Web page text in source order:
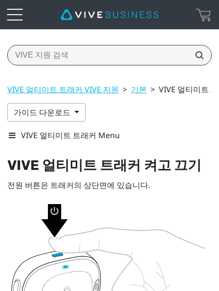
VIVE 얼티미트 트래커 VIVE 지원 > 기본 > VIVE 얼티미트
가이드 다운로드
VIVE 얼티미트 트래커 Menu
VIVE 얼티미트 트래커 켜고 끄기
전원 버튼은 트래커의 상단면에 있습니다.